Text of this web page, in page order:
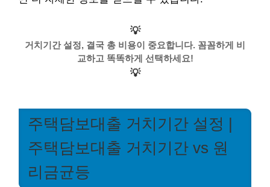
💡
거치기간 설정, 결국 총 비용이 중요합니다. 꼼꼼하게 비
교하고 똑똑하게 선택하세요!
💡
주택담보대출 거치기간 설정 |
주택담보대출 거치기간 vs 원
리금균등